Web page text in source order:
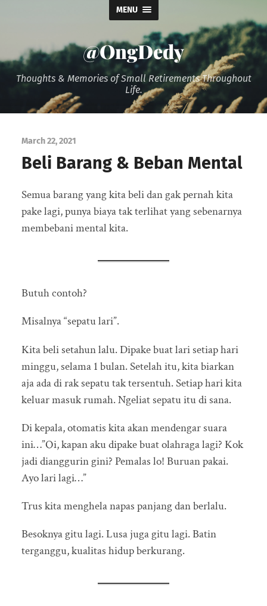
MENU
@OngDedy
Thoughts & Memories of Small Retirements Throughout
Life.
March 22, 2021
Beli Barang & Beban Mental
Semua barang yang kita beli dan gak pernah kita
pake lagi, punya biaya tak terlihat yang sebenarnya
membebani mental kita.
Butuh contoh?
Misalnya “sepatu lari”.
Kita beli setahun lalu. Dipake buat lari setiap hari
minggu, selama 1 bulan. Setelah itu, kita biarkan
aja ada di rak sepatu tak tersentuh. Setiap hari kita
keluar masuk rumah. Ngeliat sepatu itu di sana.
Di kepala, otomatis kita akan mendengar suara
ini…”Oi, kapan aku dipake buat olahraga lagi? Kok
jadi dianggurin gini? Pemalas lo! Buruan pakai.
Ayo lari lagi…”
Trus kita menghela napas panjang dan berlalu.
Besoknya gitu lagi. Lusa juga gitu lagi. Batin
terganggu, kualitas hidup berkurang.